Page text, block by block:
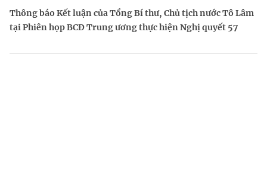
Thông báo Kết luận của Tổng Bí thư, Chủ tịch nước Tô Lâm
tại Phiên họp BCĐ Trung ương thực hiện Nghị quyết 57